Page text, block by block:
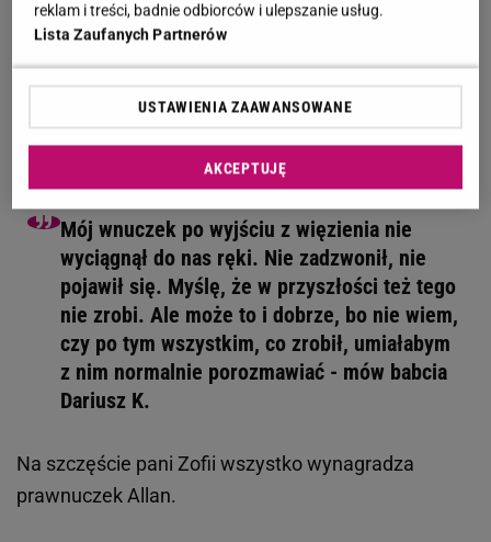
Dariusz K. odciął się od rodziny
Sytuację skomentowała babcia Dariusza K dla
portalu Fakt. Na początku potwierdziła, że nie ma
żadnych wieści od wnuczka.
Mój wnuczek po wyjściu z więzienia nie
wyciągnął do nas ręki. Nie zadzwonił, nie
pojawił się. Myślę, że w przyszłości też tego
nie zrobi. Ale może to i dobrze, bo nie wiem,
czy po tym wszystkim, co zrobił, umiałabym
z nim normalnie porozmawiać - mów babcia
Dariusz K.
Na szczęście pani Zofii wszystko wynagradza
prawnuczek Allan.
reklam i treści, badnie odbiorców i ulepszanie usług.
Lista Zaufanych Partnerów
USTAWIENIA ZAAWANSOWANE
AKCEPTUJĘ